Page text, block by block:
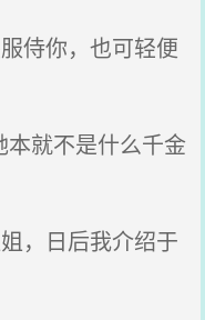
侍你，也可轻便
就不是什么千金
，日后我介绍于